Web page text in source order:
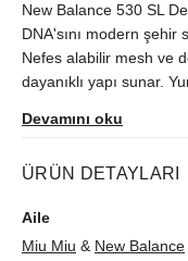
New Balance 530 SL
DNA'sını modern şehir
Nefes alabilir mesh ve
dayanıklı yapı sunar.
görünür. Günlük
New Balance 530 stil
Devamını oku
ÜRÜN DETAYLARI
Aile
Miu Miu & New Balance